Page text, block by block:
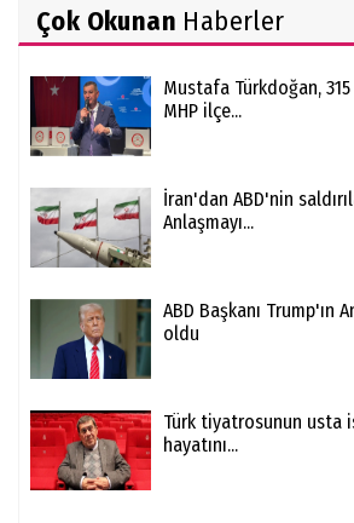
Çok Okunan Haberler
Mustafa Türkdoğan,
MHP ilçe...
İran'dan ABD'nin
Anlaşmayı...
ABD Başkanı Trump'ın
oldu
Türk tiyatrosunun usta
hayatını...